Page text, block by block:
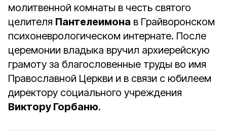
молитвенной комнаты в честь святого
целителя Пантелеимона в Грайворонском
психоневрологическом интернате. После
церемонии владыка вручил архиерейскую
грамоту за благословенные труды во имя
Православной Церкви и в связи с юбилеем
директору социального учреждения
Виктору Горбаню.